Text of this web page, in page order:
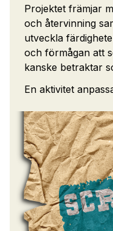
Projektet främjar
och återvinning
utveckla
och förmågan att
kanske betraktar
En aktivitet